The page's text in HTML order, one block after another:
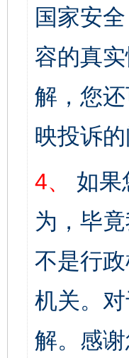
国家安
容的真
解，您
映投诉的
4、
如果
为，毕
不是行
机关。
解。感谢